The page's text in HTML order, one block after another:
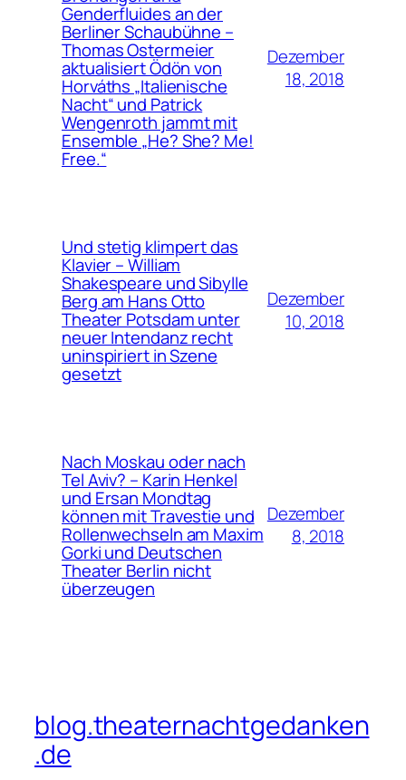
Genderfluides an der
Berliner Schaubühne –
Thomas Ostermeier
aktualisiert Ödön von
Horváths „Italienische
Nacht“ und Patrick
Wengenroth jammt mit
Ensemble „He? She? Me!
Free.“
Dezember
18, 2018
Und stetig klimpert das
Klavier – William
Shakespeare und Sibylle
Berg am Hans Otto
Theater Potsdam unter
neuer Intendanz recht
uninspiriert in Szene
gesetzt
Dezember
10, 2018
Nach Moskau oder nach
Tel Aviv? – Karin Henkel
und Ersan Mondtag
können mit Travestie und
Rollenwechseln am Maxim
Gorki und Deutschen
Theater Berlin nicht
überzeugen
Dezember
8, 2018
blog.theaternachtgedanken
.de